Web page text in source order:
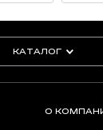
КАТАЛОГ
О